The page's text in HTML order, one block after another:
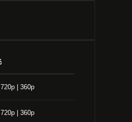
| 360p
| 360p